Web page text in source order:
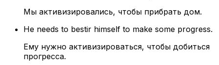
Мы активизировались, чтобы прибрать дом.
He needs to bestir himself to make some progress.
Ему нужно активизироваться, чтобы добиться
прогресса.